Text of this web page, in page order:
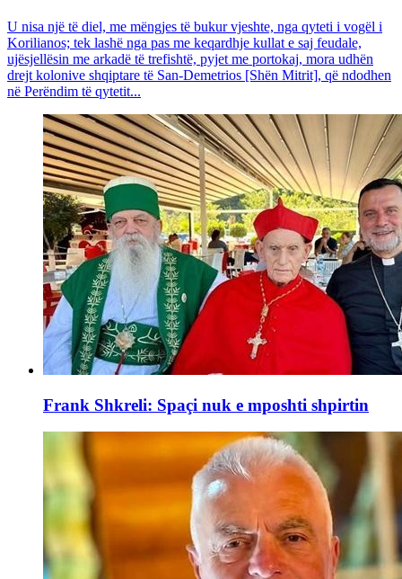
U nisa një të diel, me mëngjes të bukur vjeshte, nga qyteti i vogël i
Korilianos; tek lashë nga pas me keqardhje kullat e saj feudale,
ujësjellësin me arkadë të trefishtë, pyjet me portokaj, mora udhën
drejt kolonive shqiptare të San-Demetrios [Shën Mitrit], që ndodhen
në Perëndim të qytetit...
Frank Shkreli: Spaçi nuk e mposhti shpirtin